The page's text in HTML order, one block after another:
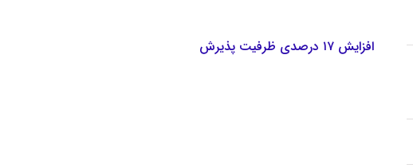
افزایش ۱۷ درصدی ظرفیت پذیرش